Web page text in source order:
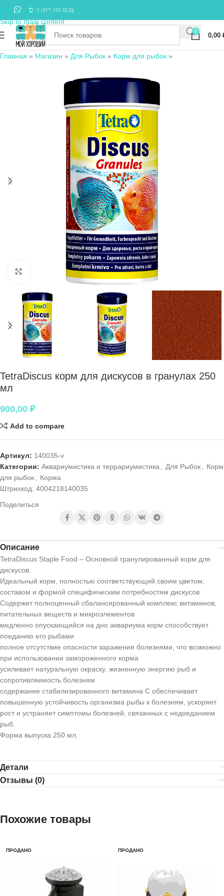
Skip to navigation
Skip to main content
+7 (977) 677-72-21
0
0,00
Главная » Магазин » Для Рыбок » Корм для рыбок »
Нажмите, чтобы увеличить
TetraDiscus корм для дискусов в гранулах 250
мл
900,00 ₽
Add to compare
Артикул: 140035-v
Категории: Аквариумистика и террариумистика Для Рыбок
Корм
для рыбок
Корма
Штрихкод: 4004218140035
Поделиться
Описание
TetraDiscus Staple Food – Основной гранулированный корм для
дискусов.
Идеальный корм, полностью соответствующий своим цветом,
составом и формой специфическим потребностям дискусов
Содержит полноценный сбалансированный комплекс витаминов,
питательных веществ и микроэлементов
медленно опускающийся на дно аквариума корм способствует
поеданию его рыбами
полное отсутствие опасности заражения болезнями, что возможно
при использовании замороженного корма
усиливает натуральную окраску, жизненную энергию рыб и
сопротивляемость болезням
содержание стабилизированного витамина С обеспечивает
повышенную устойчивость организма рыбы к болезням, ускоряет
рост и устраняет симптомы болезней, связанных с недоеданием
рыб.
Форма выпуска 250 мл.
Детали
Отзывы (0)
Похожие товары
ПРОДАНО ПРОДАНО